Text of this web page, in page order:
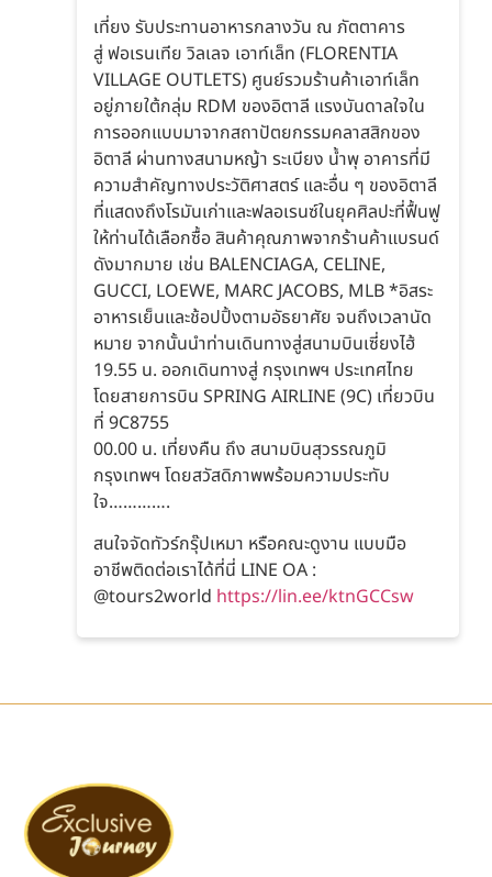
เที่ยง รับประทานอาหารกลางวัน ณ ภัตตาคาร
สู่ ฟอเรนเทีย วิลเลจ เอาท์เล็ท (FLORENTIA
VILLAGE OUTLETS) ศูนย์รวมร้านค้าเอาท์เล็ท
อยู่ภายใต้กลุ่ม RDM ของอิตาลี แรงบันดาลใจใน
การออกแบบมาจากสถาปัตยกรรมคลาสสิกของ
อิตาลี ผ่านทางสนามหญ้า ระเบียง น้ำพุ อาคารที่มี
ความสำคัญทางประวัติศาสตร์ และอื่น ๆ ของอิตาลี
ที่แสดงถึงโรมันเก่าและฟลอเรนซ์ในยุคศิลปะที่ฟื้นฟู
ให้ท่านได้เลือกซื้อ สินค้าคุณภาพจากร้านค้าแบรนด์
ดังมากมาย เช่น BALENCIAGA, CELINE,
GUCCI, LOEWE, MARC JACOBS, MLB *อิสระ
อาหารเย็นและช้อปปิ้งตามอัธยาศัย จนถึงเวลานัด
หมาย จากนั้นนำท่านเดินทางสู่สนามบินเซี่ยงไฮ้
19.55 น. ออกเดินทางสู่ กรุงเทพฯ ประเทศไทย
โดยสายการบิน SPRING AIRLINE (9C) เที่ยวบิน
ที่ 9C8755
00.00 น. เที่ยงคืน ถึง สนามบินสุวรรณภูมิ
กรุงเทพฯ โดยสวัสดิภาพพร้อมความประทับ
ใจ………….
สนใจจัดทัวร์กรุ๊ปเหมา หรือคณะดูงาน แบบมือ
อาชีพติดต่อเราได้ที่นี่ LINE OA :
@tours2world https://lin.ee/ktnGCCsw